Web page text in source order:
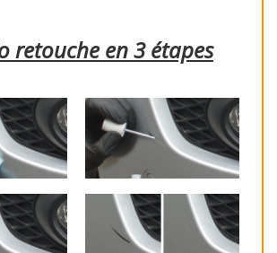
retouche en 3 étapes